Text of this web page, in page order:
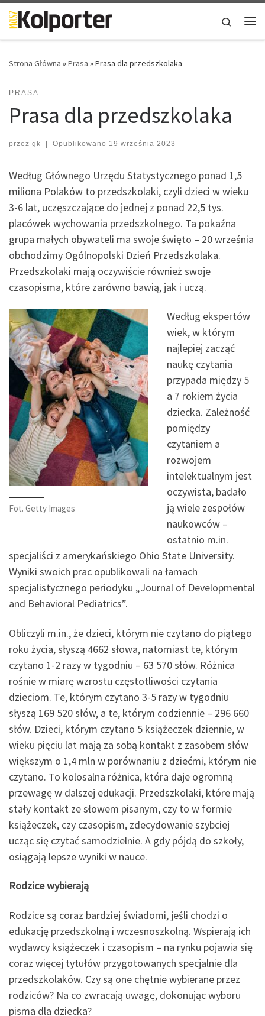
Skip to content
Search
Strona Główna »Prasa »Prasa dla przedszkolaka
PRASA
Prasa dla przedszkolaka
przez gk | Opublikowano 19 września 2023
Według Głównego Urzędu Statystycznego ponad 1,5
miliona Polaków to przedszkolaki, czyli dzieci w wieku
3-6 lat, uczęszczające do jednej z ponad 22,5 tys.
placówek wychowania przedszkolnego. Ta pokaźna
grupa małych obywateli ma swoje święto – 20 września
obchodzimy Ogólnopolski Dzień Przedszkolaka.
Przedszkolaki mają oczywiście również swoje
czasopisma, które zarówno bawią, jak i uczą.
Fot. Getty Images
Według ekspertów
wiek, w którym
najlepiej zacząć
naukę czytania
przypada między 5
a 7 rokiem życia
dziecka. Zależność
pomiędzy
czytaniem a
rozwojem
intelektualnym jest
oczywista, badało
ją wiele zespołów
naukowców –
ostatnio m.in.
specjaliści z amerykańskiego Ohio State University.
Wyniki swoich prac opublikowali na łamach
specjalistycznego periodyku „Journal of Developmental
and Behavioral Pediatrics”.
Obliczyli m.in., że dzieci, którym nie czytano do piątego
roku życia, słyszą 4662 słowa, natomiast te, którym
czytano 1-2 razy w tygodniu – 63 570 słów. Różnica
rośnie w miarę wzrostu częstotliwości czytania
dzieciom. Te, którym czytano 3-5 razy w tygodniu
słyszą 169 520 słów, a te, którym codziennie – 296 660
słów. Dzieci, którym czytano 5 książeczek dziennie, w
wieku pięciu lat mają za sobą kontakt z zasobem słów
większym o 1,4 mln w porównaniu z dziećmi, którym nie
czytano. To kolosalna różnica, która daje ogromną
przewagę w dalszej edukacji. Przedszkolaki, które mają
stały kontakt ze słowem pisanym, czy to w formie
książeczek, czy czasopism, zdecydowanie szybciej
ucząc się czytać samodzielnie. A gdy pójdą do szkoły,
osiągają lepsze wyniki w nauce.
Rodzice wybierają
Rodzice są coraz bardziej świadomi, jeśli chodzi o
edukację przedszkolną i wczesnoszkolną. Wspierają ich
wydawcy książeczek i czasopism – na rynku pojawia się
coraz więcej tytułów przygotowanych specjalnie dla
przedszkolaków. Czy są one chętnie wybierane przez
rodziców? Na co zwracają uwagę, dokonując wyboru
pisma dla dziecka?